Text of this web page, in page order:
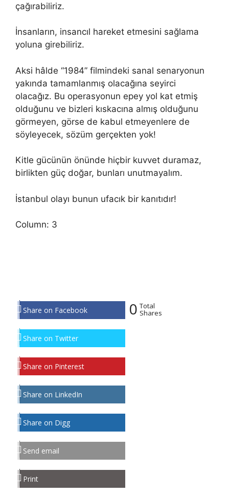
çağırabiliriz.
İnsanların, insancıl hareket etmesini sağlama
yoluna girebiliriz.
Aksi hâlde “1984” filmindeki sanal senaryonun
yakında tamamlanmış olacağına seyirci
olacağız. Bu operasyonun epey yol kat etmiş
olduğunu ve bizleri kıskacına almış olduğunu
görmeyen, görse de kabul etmeyenlere de
söyleyecek, sözüm gerçekten yok!
Kitle gücünün önünde hiçbir kuvvet duramaz,
birlikten güç doğar, bunları unutmayalım.
İstanbul olayı bunun ufacık bir kanıtıdır!
Column: 3
Share on Facebook
Share on Twitter
Share on Pinterest
Share on LinkedIn
Share on Digg
Send email
Print
0 Total
Shares